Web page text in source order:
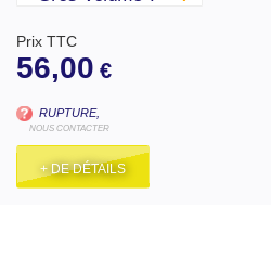
Prix TTC
56,00 €
RUPTURE,
NOUS CONTACTER
+ DE DÉTAILS